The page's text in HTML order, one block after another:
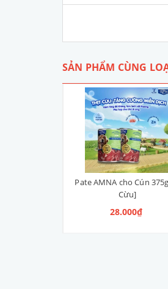
SẢN PHẨM CÙNG
Pate AMNA cho Cún
Cừu]
28.000₫